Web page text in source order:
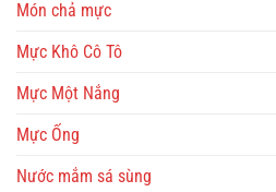
Món chả mực
Mực Khô Cô Tô
Mực Một Nắng
Mực Ống
Nước mắm sá sùng